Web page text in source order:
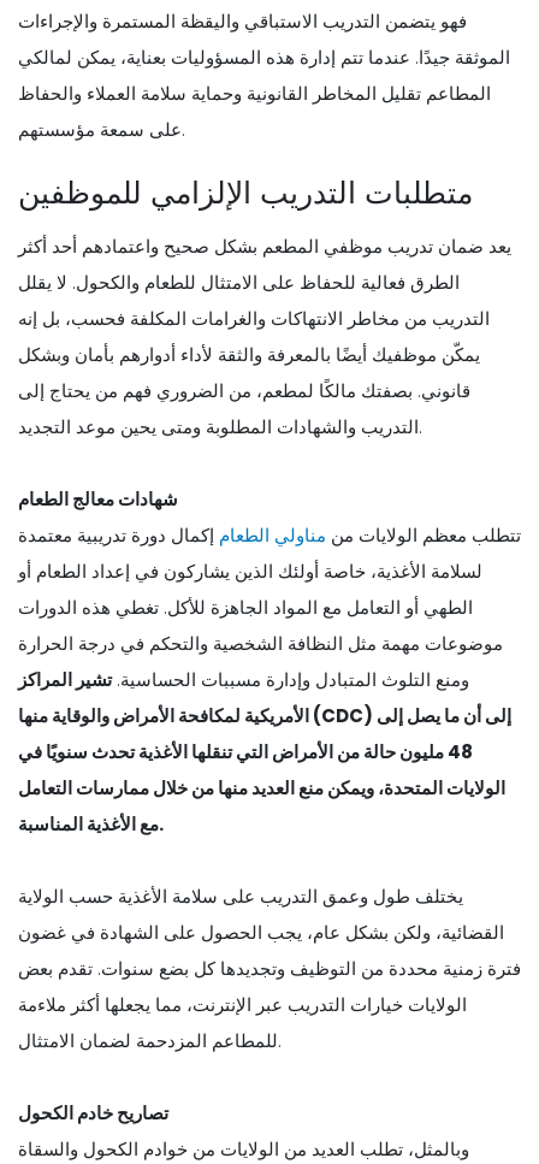
فهو يتضمن التدريب الاستباقي واليقظة المستمرة والإجراءات
الموثقة جيدًا. عندما تتم إدارة هذه المسؤوليات بعناية، يمكن لمالكي
المطاعم تقليل المخاطر القانونية وحماية سلامة العملاء والحفاظ
على سمعة مؤسستهم.
متطلبات التدريب الإلزامي للموظفين
يعد ضمان تدريب موظفي المطعم بشكل صحيح واعتمادهم أحد أكثر
الطرق فعالية للحفاظ على الامتثال للطعام والكحول. لا يقلل
التدريب من مخاطر الانتهاكات والغرامات المكلفة فحسب، بل إنه
يمكّن موظفيك أيضًا بالمعرفة والثقة لأداء أدوارهم بأمان وبشكل
قانوني. بصفتك مالكًا لمطعم، من الضروري فهم من يحتاج إلى
التدريب والشهادات المطلوبة ومتى يحين موعد التجديد.
شهادات معالج الطعام
تتطلب معظم الولايات من مناولي الطعام إكمال دورة تدريبية معتمدة
لسلامة الأغذية، خاصة أولئك الذين يشاركون في إعداد الطعام أو
الطهي أو التعامل مع المواد الجاهزة للأكل. تغطي هذه الدورات
موضوعات مهمة مثل النظافة الشخصية والتحكم في درجة الحرارة
ومنع التلوث المتبادل وإدارة مسببات الحساسية.تشير المراكز
الأمريكية لمكافحة الأمراض والوقاية منها (CDC) إلى أن ما يصل إلى
48 مليون حالة من الأمراض التي تنقلها الأغذية تحدث سنويًا في
الولايات المتحدة، ويمكن منع العديد منها من خلال ممارسات التعامل
مع الأغذية المناسبة.
يختلف طول وعمق التدريب على سلامة الأغذية حسب الولاية
القضائية، ولكن بشكل عام، يجب الحصول على الشهادة في غضون
فترة زمنية محددة من التوظيف وتجديدها كل بضع سنوات. تقدم بعض
الولايات خيارات التدريب عبر الإنترنت، مما يجعلها أكثر ملاءمة
للمطاعم المزدحمة لضمان الامتثال.
تصاريح خادم الكحول
وبالمثل، تطلب العديد من الولايات من خوادم الكحول والسقاة